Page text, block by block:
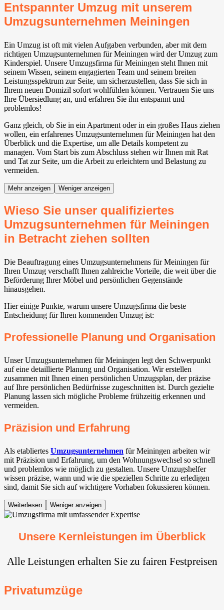
Entspannter Umzug mit unserem
Umzugsunternehmen Meiningen
Ein Umzug ist oft mit vielen Aufgaben verbunden, aber mit dem
richtigen Umzugsunternehmen für Meiningen wird der Umzug zum
Kinderspiel. Unsere Umzugsfirma für Meiningen steht Ihnen mit
seinem Wissen, seinem engagierten Team und seinem breiten
Leistungsspektrum zur Seite, um sicherzustellen, dass Sie sich in
Ihrem neuen Domizil sofort wohlfühlen können. Vertrauen Sie uns
Ihre Übersiedlung an, und erfahren Sie ihn entspannt und
problemlos!
Ganz gleich, ob Sie in ein Apartment oder in ein großes Haus ziehen
wollen, ein erfahrenes Umzugsunternehmen für Meiningen hat den
Überblick und die Expertise, um alle Details kompetent zu
managen. Vom Start bis zum Abschluss stehen wir Ihnen mit Rat
und Tat zur Seite, um die Arbeit zu erleichtern und Belastung zu
vermeiden.
Mehr anzeigen Weniger anzeigen
Wieso Sie unser qualifiziertes
Umzugsunternehmen für Meiningen
in Betracht ziehen sollten
Die Beauftragung eines Umzugsunternehmens für Meiningen für
Ihren Umzug verschafft Ihnen zahlreiche Vorteile, die weit über die
Beförderung Ihrer Möbel und persönlichen Gegenstände
hinausgehen.
Hier einige Punkte, warum unsere Umzugsfirma die beste
Entscheidung für Ihren kommenden Umzug ist:
Professionelle Planung und Organisation
Unser Umzugsunternehmen für Meiningen legt den Schwerpunkt
auf eine detaillierte Planung und Organisation. Wir erstellen
zusammen mit Ihnen einen persönlichen Umzugsplan, der präzise
auf Ihre persönlichen Bedürfnisse zugeschnitten ist. Durch gezielte
Planung lassen sich mögliche Probleme frühzeitig erkennen und
vermeiden.
Präzision und Erfahrung
Als etabliertes Umzugsunternehmen für Meiningen arbeiten wir
mit Präzision und Erfahrung, um den Wohnungswechsel so schnell
und problemlos wie möglich zu gestalten. Unsere Umzugshelfer
wissen präzise, wann und wie die speziellen Schritte zu erledigen
sind, damit Sie sich auf wichtigere Vorhaben fokussieren können.
Weiterlesen Weniger anzeigen
Unsere Kernleistungen im Überblick
Alle Leistungen erhalten Sie zu fairen Festpreisen
Privatumzüge